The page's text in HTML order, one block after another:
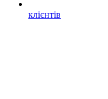
клієнтів